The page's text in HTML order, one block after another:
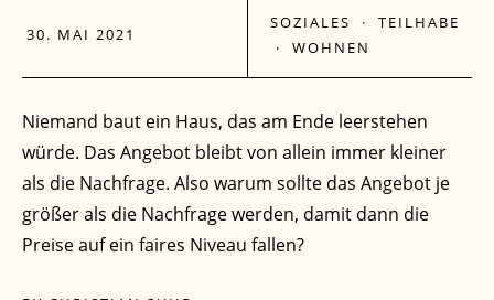
30. MAI 2021
SOZIALES · TEILHABE
· WOHNEN
Niemand baut ein Haus, das am Ende leerstehen
würde. Das Angebot bleibt von allein immer kleiner
als die Nachfrage. Also warum sollte das Angebot je
größer als die Nachfrage werden, damit dann die
Preise auf ein faires Niveau fallen?